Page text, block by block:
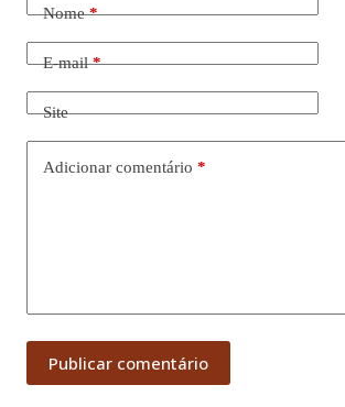
Nome*
E-mail*
Site
Adicionar comentário *
Publicar comentário